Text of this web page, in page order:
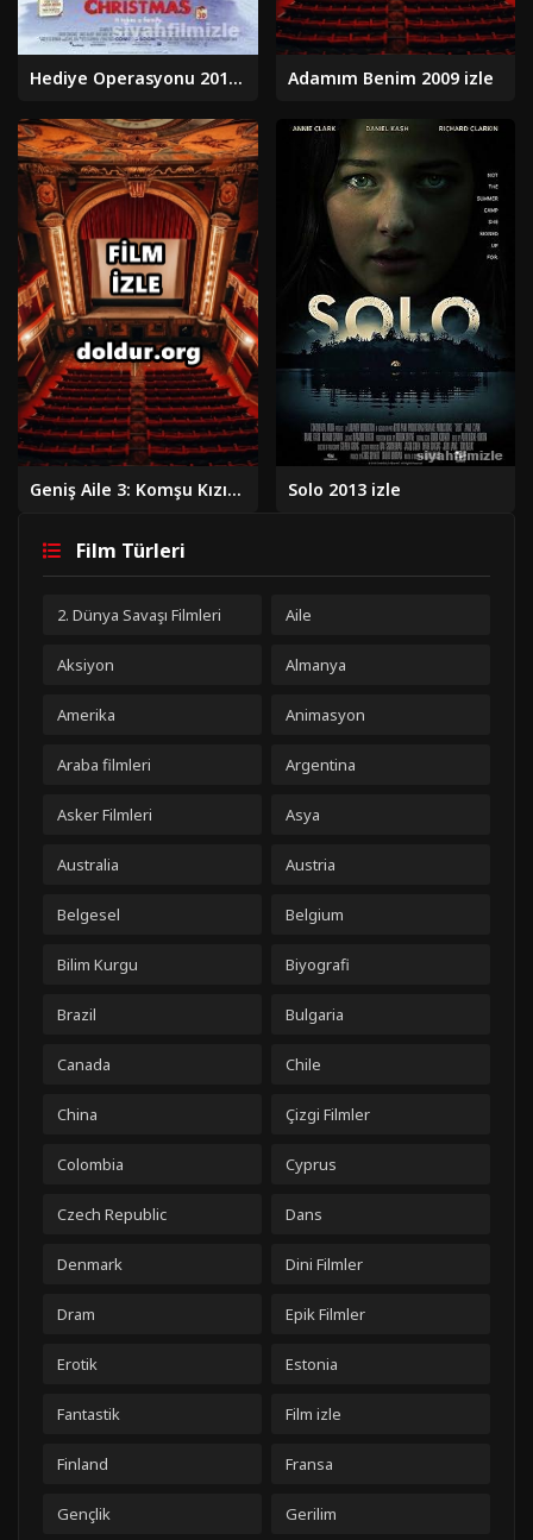
Hediye Operasyonu 2011 izle Adamım Benim 2009 izle
Geniş Aile 3: Komşu Kızı 2019 izle Solo 2013 izle
Film Türleri
2. Dünya Savaşı Filmleri Aile
Aksiyon Almanya
Amerika Animasyon
Araba filmleri Argentina
Asker Filmleri Asya
Australia Austria
Belgesel Belgium
Bilim Kurgu Biyografi
Brazil Bulgaria
Canada Chile
China Çizgi Filmler
Colombia Cyprus
Czech Republic Dans
Denmark Dini Filmler
Dram Epik Filmler
Erotik Estonia
Fantastik Film izle
Finland Fransa
Gençlik Gerilim